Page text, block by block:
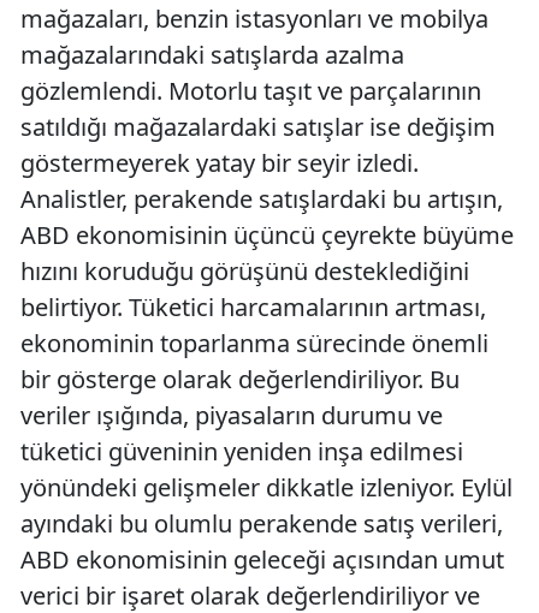
mağazaları, benzin istasyonları ve mobilya
mağazalarındaki satışlarda azalma
gözlemlendi. Motorlu taşıt ve parçalarının
satıldığı mağazalardaki satışlar ise değişim
göstermeyerek yatay bir seyir izledi.
Analistler, perakende satışlardaki bu artışın,
ABD ekonomisinin üçüncü çeyrekte büyüme
hızını koruduğu görüşünü desteklediğini
belirtiyor. Tüketici harcamalarının artması,
ekonominin toparlanma sürecinde önemli
bir gösterge olarak değerlendiriliyor. Bu
veriler ışığında, piyasaların durumu ve
tüketici güveninin yeniden inşa edilmesi
yönündeki gelişmeler dikkatle izleniyor. Eylül
ayındaki bu olumlu perakende satış verileri,
ABD ekonomisinin geleceği açısından umut
verici bir işaret olarak değerlendiriliyor ve